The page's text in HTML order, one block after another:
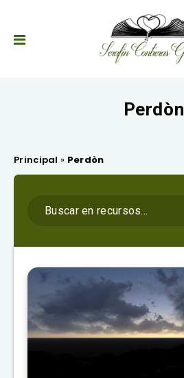
Perdòn
Principal » Perdòn